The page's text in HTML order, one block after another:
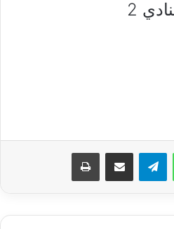
واتساب تيلقرام مشاركة عبر البريد طباعة